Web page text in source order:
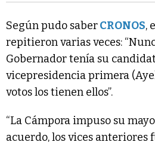
Según pudo saberCRONOS,
repitieron varias veces:
Gobernador tenía su
vicepresidencia primera
votos los tienen ellos”.
“La Cámpora impuso su
acuerdo, los vices anteriores